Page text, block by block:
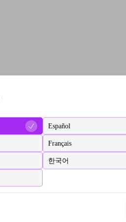
Español
Français
한국어